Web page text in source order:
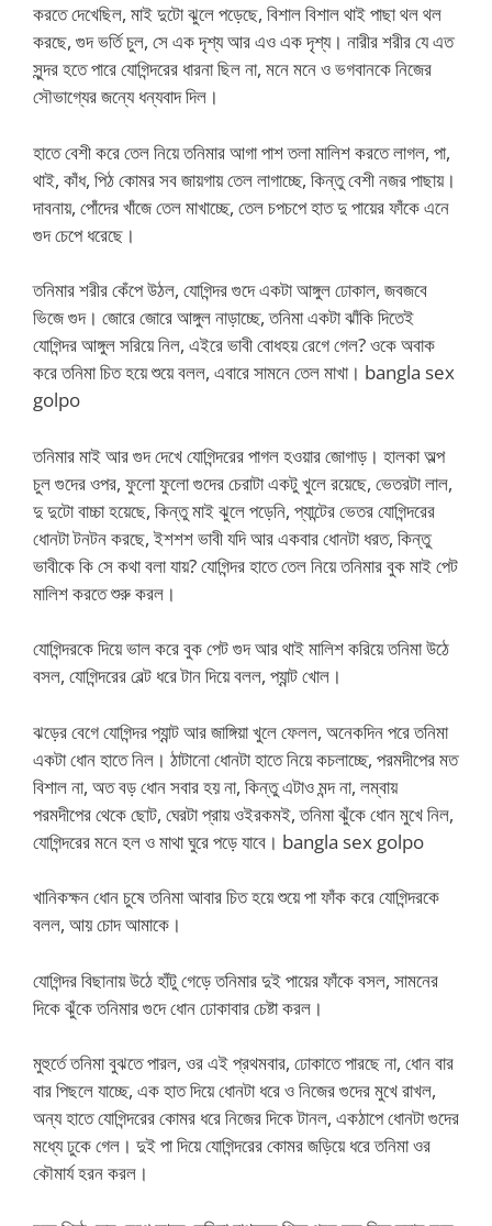
করতে দেখেছিল, মাই দুটো ঝুলে পড়েছে, বিশাল বিশাল থাই পাছা থল থল
করছে, গুদ ভর্তি চুল, সে এক দৃশ্য আর এও এক দৃশ্য। নারীর শরীর যে এত
সুন্দর হতে পারে যোগিন্দরের ধারনা ছিল না, মনে মনে ও ভগবানকে নিজের
সৌভাগ্যের জন্যে ধন্যবাদ দিল।
হাতে বেশী করে তেল নিয়ে তনিমার আগা পাশ তলা মালিশ করতে লাগল, পা,
থাই, কাঁধ, পিঠ কোমর সব জায়গায় তেল লাগাচ্ছে, কিন্তু বেশী নজর পাছায়।
দাবনায়, পোঁদের খাঁজে তেল মাখাচ্ছে, তেল চপচপে হাত দু পায়ের ফাঁকে এনে
গুদ চেপে ধরেছে।
তনিমার শরীর কেঁপে উঠল, যোগিন্দর গুদে একটা আঙ্গুল ঢোকাল, জবজবে
ভিজে গুদ। জোরে জোরে আঙ্গুল নাড়াচ্ছে, তনিমা একটা ঝাঁকি দিতেই
যোগিন্দর আঙ্গুল সরিয়ে নিল, এইরে ভাবী বোধহয় রেগে গেল? ওকে অবাক
করে তনিমা চিত হয়ে শুয়ে বলল, এবারে সামনে তেল মাখা। bangla sex
golpo
তনিমার মাই আর গুদ দেখে যোগিন্দরের পাগল হওয়ার জোগাড়। হালকা অল্প
চুল গুদের ওপর, ফুলো ফুলো গুদের চেরাটা একটু খুলে রয়েছে, ভেতরটা লাল,
দু দুটো বাচ্চা হয়েছে, কিন্তু মাই ঝুলে পড়েনি, প্যান্টের ভেতর যোগিন্দরের
ধোনটা টনটন করছে, ইশশশ ভাবী যদি আর একবার ধোনটা ধরত, কিন্তু
ভাবীকে কি সে কথা বলা যায়? যোগিন্দর হাতে তেল নিয়ে তনিমার বুক মাই পেট
মালিশ করতে শুরু করল।
যোগিন্দরকে দিয়ে ভাল করে বুক পেট গুদ আর থাই মালিশ করিয়ে তনিমা উঠে
বসল, যোগিন্দরের বেল্ট ধরে টান দিয়ে বলল, প্যান্ট খোল।
ঝড়ের বেগে যোগিন্দর প্যান্ট আর জাঙ্গিয়া খুলে ফেলল, অনেকদিন পরে তনিমা
একটা ধোন হাতে নিল। ঠাটানো ধোনটা হাতে নিয়ে কচলাচ্ছে, পরমদীপের মত
বিশাল না, অত বড় ধোন সবার হয় না, কিন্তু এটাও মন্দ না, লম্বায়
পরমদীপের থেকে ছোট, ঘেরটা প্রায় ওইরকমই, তনিমা ঝুঁকে ধোন মুখে নিল,
যোগিন্দরের মনে হল ও মাথা ঘুরে পড়ে যাবে। bangla sex golpo
খানিকক্ষন ধোন চুষে তনিমা আবার চিত হয়ে শুয়ে পা ফাঁক করে যোগিন্দরকে
বলল, আয় চোদ আমাকে।
যোগিন্দর বিছানায় উঠে হাঁটু গেড়ে তনিমার দুই পায়ের ফাঁকে বসল, সামনের
দিকে ঝুঁকে তনিমার গুদে ধোন ঢোকাবার চেষ্টা করল।
মুহুর্তে তনিমা বুঝতে পারল, ওর এই প্রথমবার, ঢোকাতে পারছে না, ধোন বার
বার পিছলে যাচ্ছে, এক হাত দিয়ে ধোনটা ধরে ও নিজের গুদের মুখে রাখল,
অন্য হাতে যোগিন্দরের কোমর ধরে নিজের দিকে টানল, একঠাপে ধোনটা গুদের
মধ্যে ঢুকে গেল। দুই পা দিয়ে যোগিন্দরের কোমর জড়িয়ে ধরে তনিমা ওর
কৌমার্য হরন করল।